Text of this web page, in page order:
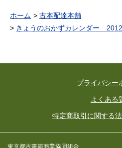
ホーム
古本配達本舗
きょうのおかずカレンダー
プライバシー
よくある
特定商取引に関する